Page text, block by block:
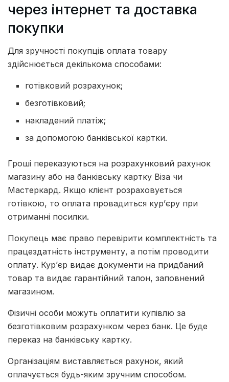
через інтернет та доставка
покупки
Для зручності покупців оплата товару
здійснюється декількома способами:
готівковий розрахунок;
безготівковий;
накладений платіж;
за допомогою банківської картки.
Гроші переказуються на розрахунковий рахунок
магазину або на банківську картку Віза чи
Мастеркард. Якщо клієнт розраховується
готівкою, то оплата провадиться кур’єру при
отриманні посилки.
Покупець має право перевірити комплектність та
працездатність інструменту, а потім проводити
оплату. Кур’єр видає документи на придбаний
товар та видає гарантійний талон, заповнений
магазином.
Фізичні особи можуть оплатити купівлю за
безготівковим розрахунком через банк. Це буде
переказ на банківську картку.
Організаціям виставляється рахунок, який
оплачується будь-яким зручним способом.